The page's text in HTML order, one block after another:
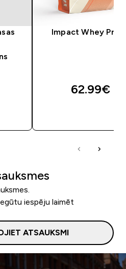
price
Impact Whey
62.99€‎
iespēju laimēt
ATSAUKSMI